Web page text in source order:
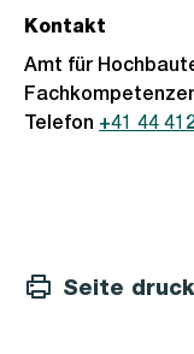
Kontakt
Amt für
Telefon +41 44
Seite